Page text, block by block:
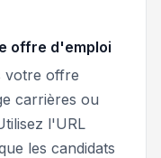
offre d'emploi
votre offre
carrières ou
l'URL
les candidats